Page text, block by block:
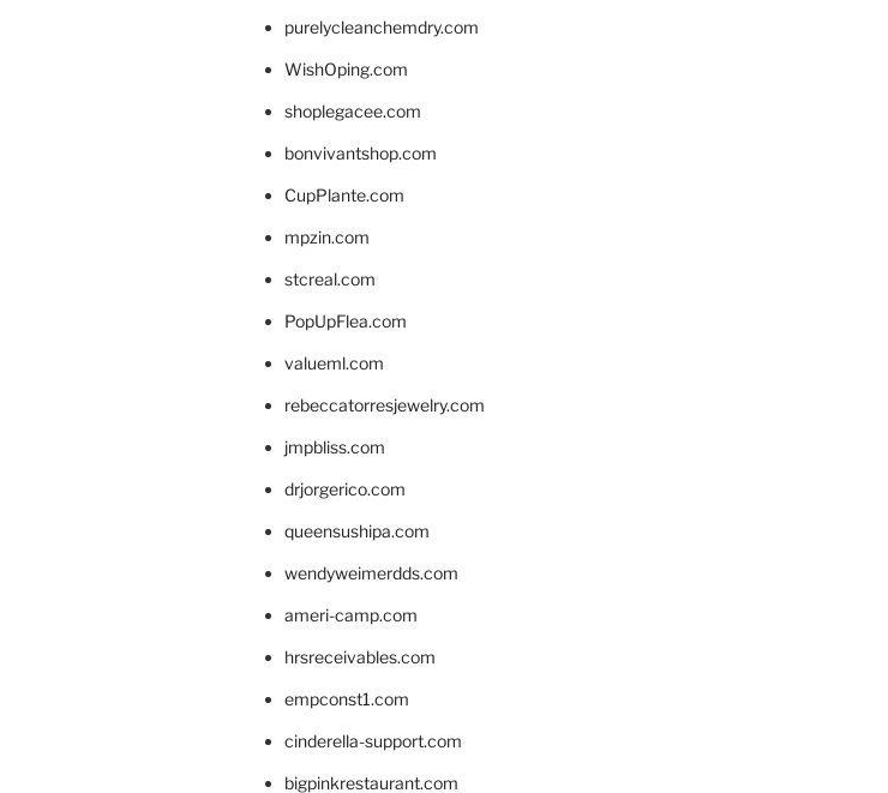
purelycleanchemdry.com
WishOping.com
shoplegacee.com
bonvivantshop.com
CupPlante.com
mpzin.com
stcreal.com
PopUpFlea.com
valueml.com
rebeccatorresjewelry.com
jmpbliss.com
drjorgerico.com
queensushipa.com
wendyweimerdds.com
ameri-camp.com
hrsreceivables.com
empconst1.com
cinderella-support.com
bigpinkrestaurant.com